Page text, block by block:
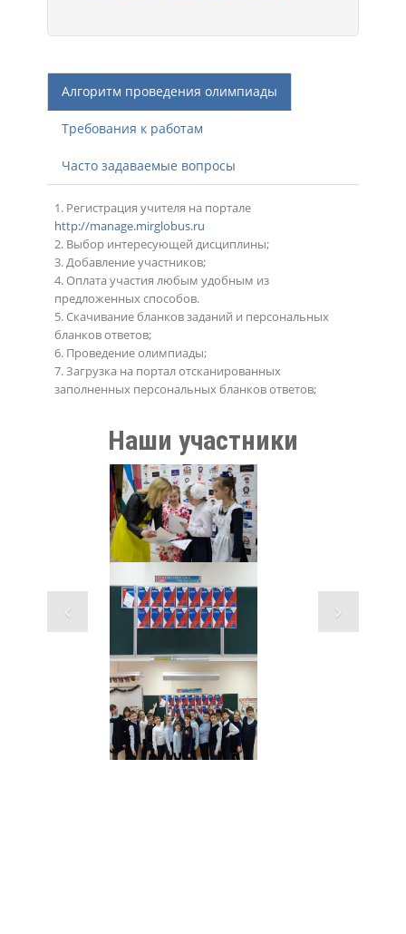
Алгоритм проведения олимпиады
Требования к работам
Часто задаваемые вопросы
1. Регистрация учителя на портале
http://manage.mirglobus.ru
2. Выбор интересующей дисциплины;
3. Добавление участников;
4. Оплата участия любым удобным из
предложенных способов.
5. Скачивание бланков заданий и персональных
бланков ответов;
6. Проведение олимпиады;
7. Загрузка на портал отсканированных
заполненных персональных бланков ответов;
Наши участники